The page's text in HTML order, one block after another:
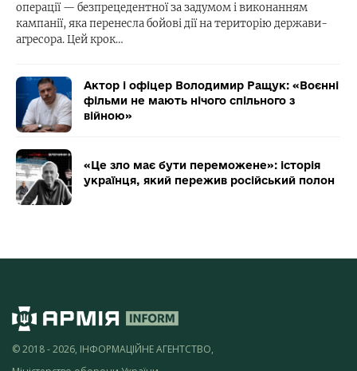
операції — безпрецедентної за задумом і виконанням
кампанії, яка перенесла бойові дії на територію держави-
агресора. Цей крок…
Актор і офіцер Володимир Ращук: «Воєнні
фільми не мають нічого спільного з
війною»
«Це зло має бути переможене»: історія
українця, який пережив російський полон
© 2018 - 2026, ІНФОРМАЦІЙНЕ АГЕНТСТВО,